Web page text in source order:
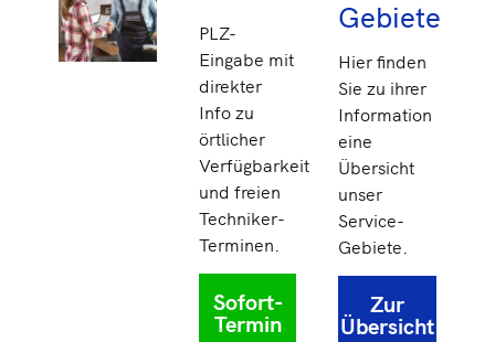
PLZ-
Eingabe mit
direkter
Info zu
örtlicher
Verfügbarkeit
und freien
Techniker-
Terminen.
Sofort-
Termin
Gebiete
Hier finden
Sie zu ihrer
Information
eine
Übersicht
unser
Service-
Gebiete.
Zur
Übersicht